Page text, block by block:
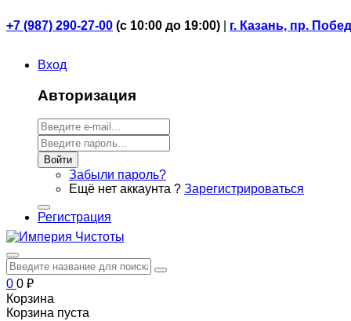
+7 (987) 290-27-00 (с 10:00 до 19:00) г. Казань, пр.
Вход
Авторизация
Войти
Забыли пароль?
Ещё нет аккаунта ? Зарегистрироваться
Регистрация
0 0 ₽
Корзина
Корзина пуста